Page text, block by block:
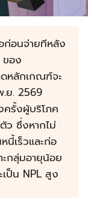
ก่อนจ่ายทีหลัง
ของ
หลักเกณฑ์จะ
.ย. 2569
ครั้งผู้บริโภค
ว ซึ่งหากไม่
นี้เร็วและก่อ
ะกลุ่มอายุน้อย
ป็น NPL สูง